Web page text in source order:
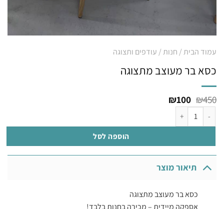
עמוד הבית/ חנות/ עודפים ותצוגה
כסא בר מעוצב מתצוגה
₪450 המחיר
המקורי
היה:
₪450.
₪100 המחיר
₪100.
כמות של כסא בר מעוצב מתצוגה
הוספה לסל
תיאור מוצר
כסא בר מעוצב מתצוגה
אספקה מיידית – מכירה בחנות בלבד!